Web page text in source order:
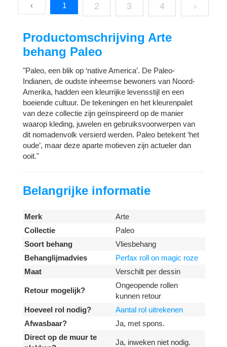
‹ 1 2 3 4 ›
Productomschrijving Arte
behang Paleo
"Paleo, een blik op ‘native America’. De Paleo-
Indianen, de oudste inheemse bewoners van Noord-
Amerika, hadden een kleurrijke levensstijl en een
boeiende cultuur. De tekeningen en het kleurenpalet
van deze collectie zijn geïnspireerd op de manier
waarop kleding, juwelen en gebruiksvoorwerpen van
dit nomadenvolk versierd werden. Paleo betekent ‘het
oude’, maar deze aparte motieven zijn actueler dan
ooit."
Belangrijke informatie
Merk
Arte
Collectie
Paleo
Soort behang
Vliesbehang
Behanglijmadvies
Perfax roll on magic roze
Maat
Verschilt per dessin
Retour mogelijk?
Ongeopende rollen
kunnen retour
Hoeveel rol nodig?
Aantal rol uitrekenen
Afwasbaar?
Ja, met spons.
Direct op de muur te
Ja, inweken niet nodig.